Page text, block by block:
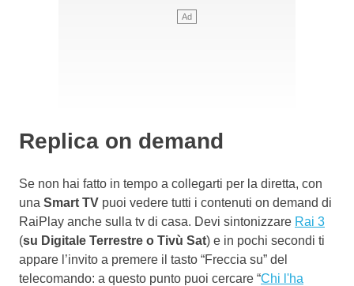
Replica on demand
Se non hai fatto in tempo a collegarti per la diretta, con
una Smart TV puoi vedere tutti i contenuti on demand di
RaiPlay anche sulla tv di casa. Devi sintonizzare Rai 3
(su Digitale Terrestre o Tivù Sat) e in pochi secondi ti
appare l’invito a premere il tasto “Freccia su” del
telecomando: a questo punto puoi cercare “Chi l'ha